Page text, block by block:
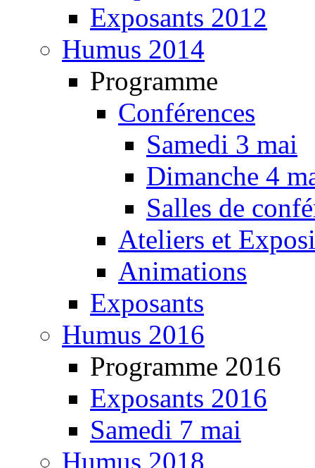
Exposants 2012
Humus 2014
Programme
Conférences
Samedi 3 mai
Dimanche 4
Salles de
Ateliers et
Animations
Exposants
Humus 2016
Programme 2016
Exposants 2016
Samedi 7 mai
Humus 2018